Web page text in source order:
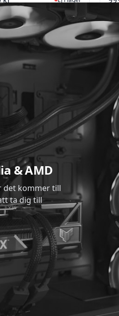
Lägg i varukorgen, HUAWEI Honor 9 - Byte
& AMD
det kommer till
ta dig till